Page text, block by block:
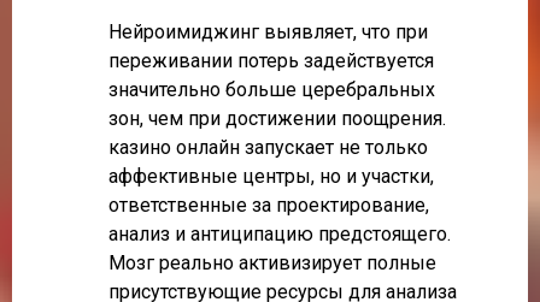
Нейроимиджинг выявляет, что при
переживании потерь задействуется
значительно больше церебральных
зон, чем при достижении поощрения.
казино онлайн запускает не только
аффективные центры, но и участки,
ответственные за проектирование,
анализ и антиципацию предстоящего.
Мозг реально активизирует полные
присутствующие ресурсы для анализа